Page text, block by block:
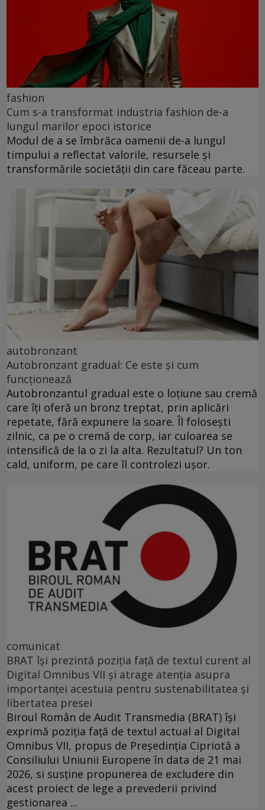
fashion
Cum s-a transformat industria fashion de-a
lungul marilor epoci istorice
Modul de a se îmbrăca oamenii de-a lungul
timpului a reflectat valorile, resursele și
transformările societății din care făceau parte.
autobronzant
Autobronzant gradual: Ce este și cum
funcționează
Autobronzantul gradual este o loțiune sau cremă
care îți oferă un bronz treptat, prin aplicări
repetate, fără expunere la soare. Îl folosești
zilnic, ca pe o cremă de corp, iar culoarea se
intensifică de la o zi la alta. Rezultatul? Un ton
cald, uniform, pe care îl controlezi ușor.
comunicat
BRAT își prezintă poziția față de textul curent al
Digital Omnibus VII și atrage atenția asupra
importanței acestuia pentru sustenabilitatea și
libertatea presei
Biroul Român de Audit Transmedia (BRAT) își
exprimă poziția față de textul actual al Digital
Omnibus VII, propus de Președinția Cipriotă a
Consiliului Uniunii Europene în data de 21 mai
2026, si susține propunerea de excludere din
acest proiect de lege a prevederii privind
gestionarea ...